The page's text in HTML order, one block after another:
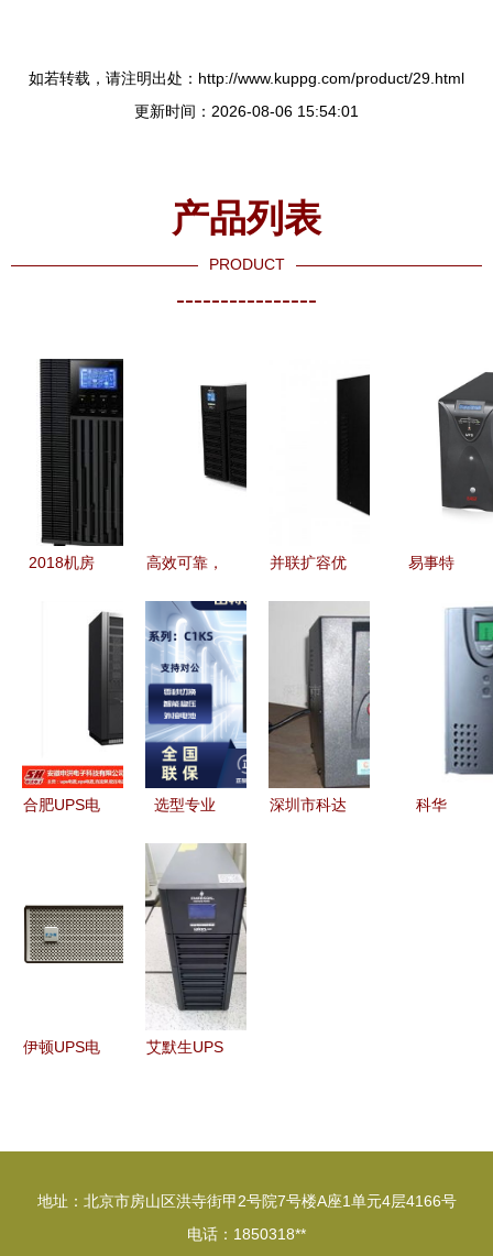
如若转载，请注明出处：http://www.kuppg.com/product/29.html
更新时间：2026-08-06 15:54:01
产品列表
PRODUCT
----------------
2018机房
格详解及批
高效可靠，
GXE06K00TL1101C00
助力广东用
户保障电力
安全
并联扩容优
C3K UPS
电源现货特
惠，实现稳
定不间断供
电
易事特
进三出高频
UPS不间断
15kVA的可
靠之选
合肥UPS电
市场主流选
择
选型专业
看这两大品
牌——综述
energi
indi（英特
迪）与山特
的绝佳配置
深圳市科达
科华
伊顿UPS电
艾默生UPS
指南
地址：北京市房山区洪寺街甲2号院7号楼A座1单元4层4166号
电话：1850318**